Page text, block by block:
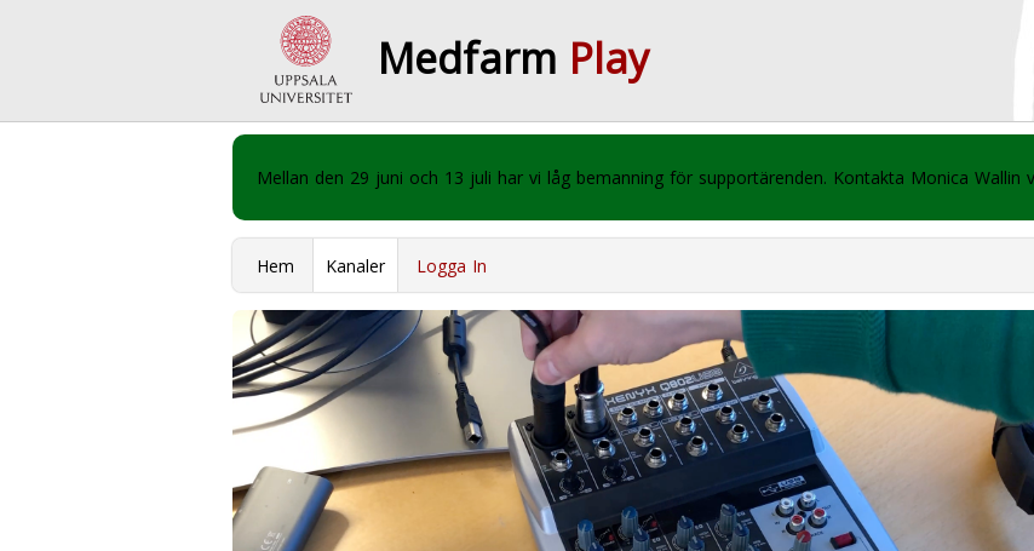
Medfarm Play
Mellan den 29 juni och 13 juli har vi låg bemanning för supportärenden. Kontakta Monica Wallin
Hem Kanaler Logga In